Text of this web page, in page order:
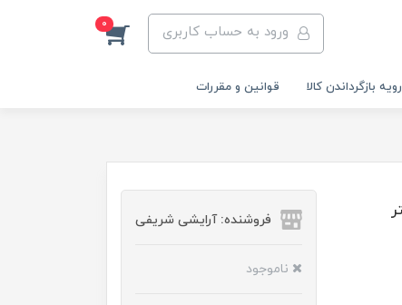
ورود به حساب کاربری 0
رویه‌ بازگرداندن کالا قوانین و مقررات
فروشنده: آرایشی شریفی
ناموجود